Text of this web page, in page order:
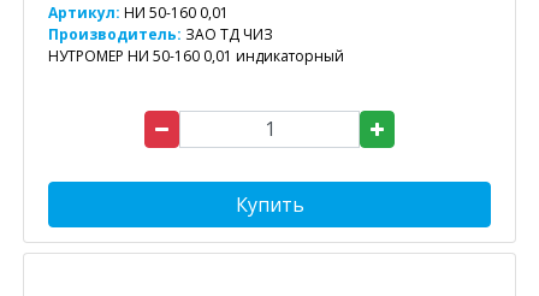
Артикул: НИ 50-160 0,01
Производитель: ЗАО ТД ЧИЗ
НУТРОМЕР НИ 50-160 0,01 индикаторный
Купить